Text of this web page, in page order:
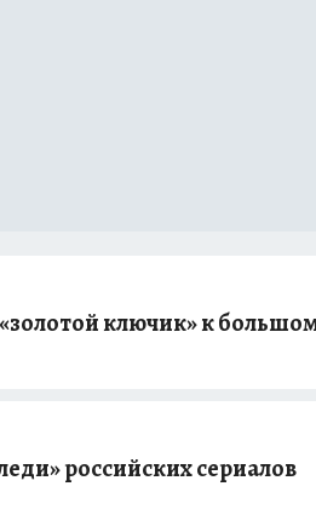
ключик» к
российских сериалов